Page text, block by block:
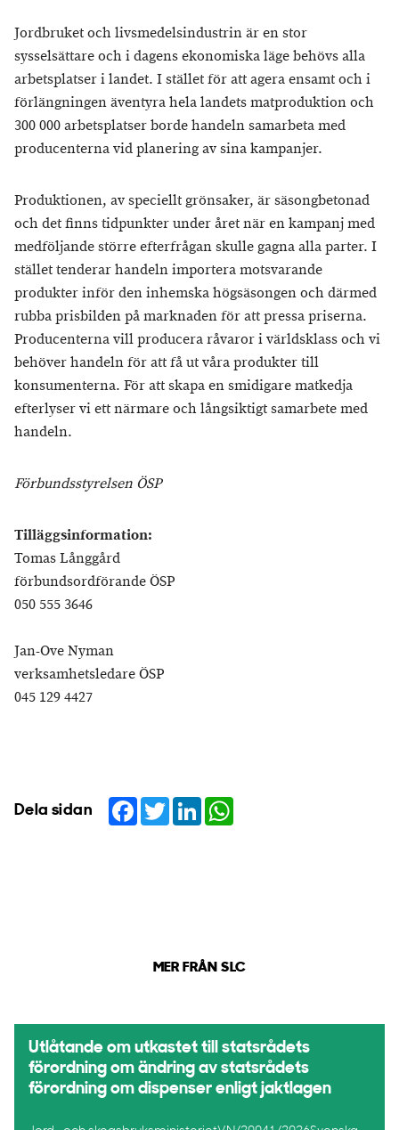
Jordbruket och livsmedelsindustrin är en stor
sysselsättare och i dagens ekonomiska läge behövs alla
arbetsplatser i landet. I stället för att agera ensamt och i
förlängningen äventyra hela landets matproduktion och
300 000 arbetsplatser borde handeln samarbeta med
producenterna vid planering av sina kampanjer.
Produktionen, av speciellt grönsaker, är säsongbetonad
och det finns tidpunkter under året när en kampanj med
medföljande större efterfrågan skulle gagna alla parter. I
stället tenderar handeln importera motsvarande
produkter inför den inhemska högsäsongen och därmed
rubba prisbilden på marknaden för att pressa priserna.
Producenterna vill producera råvaror i världsklass och vi
behöver handeln för att få ut våra produkter till
konsumenterna. För att skapa en smidigare matkedja
efterlyser vi ett närmare och långsiktigt samarbete med
handeln.
Förbundsstyrelsen ÖSP
Tilläggsinformation:
Tomas Långgård
förbundsordförande ÖSP
050 555 3646
Jan-Ove Nyman
verksamhetsledare ÖSP
045 129 4427
Dela sidan Facebook
TwitterLinkedIn
MER FRÅN SLC
Utlåtande om utkastet till statsrådets
förordning om ändring av statsrådets
förordning om dispenser enligt jaktlagen